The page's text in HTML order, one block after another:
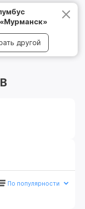
«Мурманск»
другой
8 800 500 05 15